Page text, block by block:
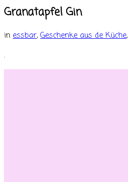
Granatapfel Gin
in essbar, Geschenke aus de Küche,
.